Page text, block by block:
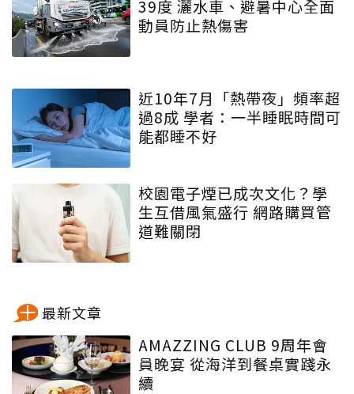
39度 灑水車、避暑中心全面
動員防止熱傷害
近10年7月「熱帶夜」頻率超
過8成 學者：一半睡眠時間可
能都睡不好
校園電子煙已成次文化？學
生互借風氣盛行 網路購買管
道難關閉
最新文章
AMAZZING CLUB 9周年會
員晚宴 從海洋到餐桌實踐永
續